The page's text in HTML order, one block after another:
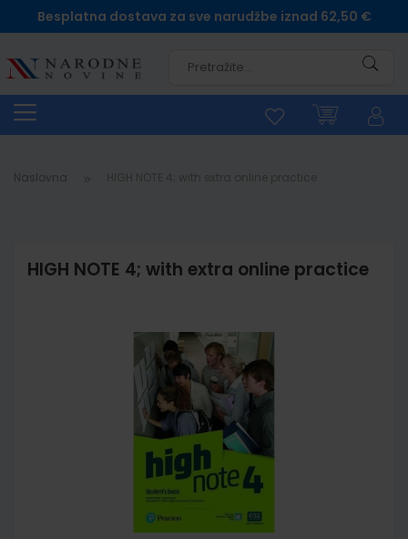
Besplatna dostava za sve narudžbe iznad 62,50 €
Naslovna
HIGH NOTE 4; with extra online practice